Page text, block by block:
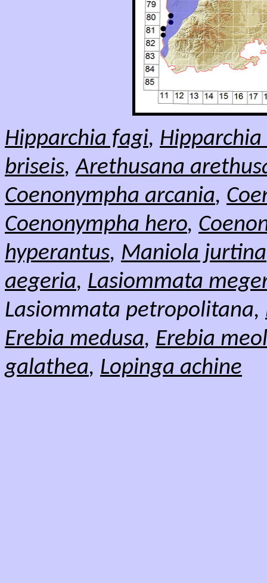
Hipparchia fagi, Hipparchia
briseis,Arethusana
Coenonympha arcania,
Coenonympha hero,
hyperantus, Maniola jurtina
aegeria, Lasiommata
Lasiommata petropolitana,
Erebia medusa, Erebia
galathea, Lopinga achine